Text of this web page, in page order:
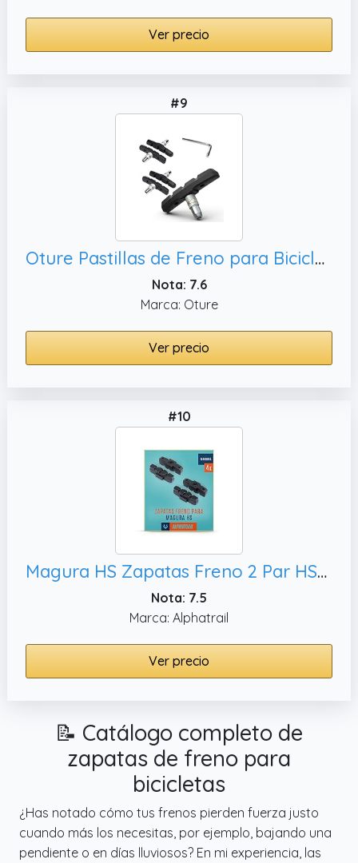
Ver precio
#9
Oture Pastillas de Freno para Bicicleta, Tektro y Mayoría de Bici
Nota: 7.6
Marca: Oture
Ver precio
#10
Magura HS Zapatas Freno 2 Par HS11 HS22 HS24 HS33 HS 33 RE HS 33 R Urban HS 33 R Trial HS 33 R Firmtech HS 33 R HSI I Alto Rendimiento I Durable & Ajuste Pastillas de Freno Bicicleta
Nota: 7.5
Marca: Alphatrail
Ver precio
📝 Catálogo completo de
zapatas de freno para
bicicletas
¿Has notado cómo tus frenos pierden fuerza justo
cuando más los necesitas, por ejemplo, bajando una
pendiente o en días lluviosos? En mi experiencia, las